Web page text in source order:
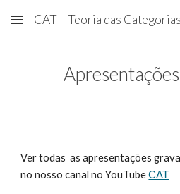
Skip to main content
CAT – Teoria das
Ver todas as apresentações
no nosso canal no YouTubeCAT